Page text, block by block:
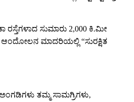
ಸುಮಾರು 2,000 ಕಿ.ಮೀ
ಆಂದೋಲನ ಮಾದರಿಯಲ್ಲಿ “ಸುರಕ್ಷಿತ
ತಮ್ಮ ಸಾಮಗ್ರಿಗಳು,